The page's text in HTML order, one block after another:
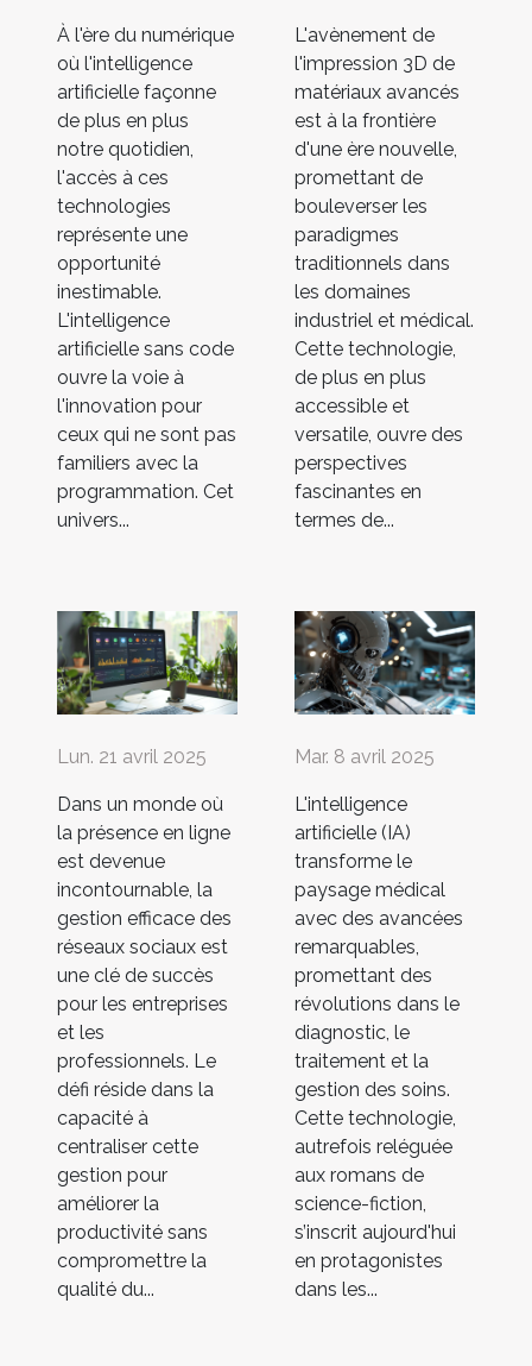
À l'ère du numérique
où l'intelligence
artificielle façonne
de plus en plus
notre quotidien,
l'accès à ces
technologies
représente une
opportunité
inestimable.
L'intelligence
artificielle sans code
ouvre la voie à
l'innovation pour
ceux qui ne sont pas
familiers avec la
programmation. Cet
univers...
L'avènement de
l'impression 3D de
matériaux avancés
est à la frontière
d'une ère nouvelle,
promettant de
bouleverser les
paradigmes
traditionnels dans
les domaines
industriel et médical.
Cette technologie,
de plus en plus
accessible et
versatile, ouvre des
perspectives
fascinantes en
termes de...
Lun. 21 avril 2025
Dans un monde où
la présence en ligne
est devenue
incontournable, la
gestion efficace des
réseaux sociaux est
une clé de succès
pour les entreprises
et les
professionnels. Le
défi réside dans la
capacité à
centraliser cette
gestion pour
améliorer la
productivité sans
compromettre la
qualité du...
Mar. 8 avril 2025
L'intelligence
artificielle (IA)
transforme le
paysage médical
avec des avancées
remarquables,
promettant des
révolutions dans le
diagnostic, le
traitement et la
gestion des soins.
Cette technologie,
autrefois reléguée
aux romans de
science-fiction,
s’inscrit aujourd'hui
en protagonistes
dans les...